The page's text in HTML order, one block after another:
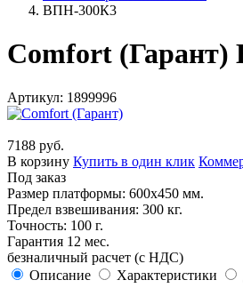
ВПН-300К3
Comfort
Артикул: 1899996
7188 руб.
В корзину Купить в один клик
Под заказ
Размер платформы: 600х450 мм.
Предел взвешивания: 300 кг.
Точность: 100 г.
Гарантия 12 мес.
безналичный расчет (с НДС)
Описание
Характеристики